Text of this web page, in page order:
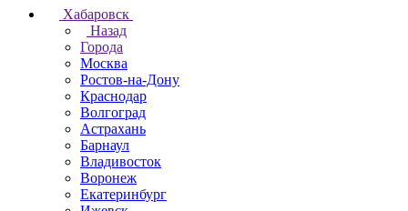
Хабаровск
Назад
Города
Москва
Ростов-на-Дону
Краснодар
Волгоград
Астрахань
Барнаул
Владивосток
Воронеж
Екатеринбург